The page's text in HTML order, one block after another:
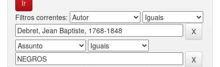
Filtros correntes: